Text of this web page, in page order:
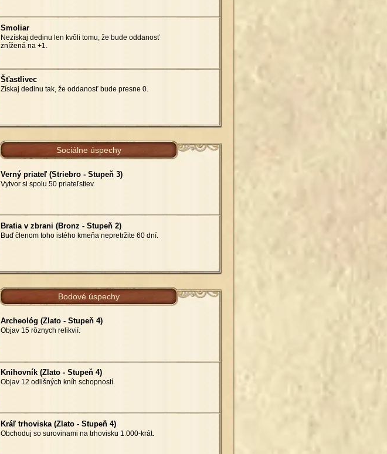
Smoliar
Nezískaj dedinu len kvôli tomu, že bude oddanosť
znížená na +1.
Šťastlivec
Získaj dedinu tak, že oddanosť bude presne 0.
Sociálne úspechy
Verný priateľ (Striebro - Stupeň 3)
Vytvor si spolu 50 priateľstiev.
Bratia v zbrani (Bronz - Stupeň 2)
Buď členom toho istého kmeňa nepretržite 60 dní.
Bodové úspechy
Archeológ (Zlato - Stupeň 4)
Objav 15 rôznych relikvií.
Knihovník (Zlato - Stupeň 4)
Objav 12 odlišných kníh schopností.
Kráľ trhoviska (Zlato - Stupeň 4)
Obchoduj so surovinami na trhovisku 1.000-krát.